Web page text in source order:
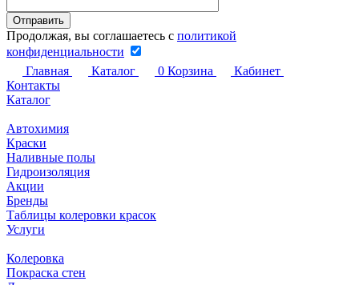
Продолжая, вы соглашаетесь с политикой
конфиденциальности
Главная
Каталог 0 Корзина
Кабинет
Контакты
Каталог
Автохимия
Краски
Наливные полы
Гидроизоляция
Акции
Бренды
Таблицы колеровки красок
Услуги
Колеровка
Покраска стен